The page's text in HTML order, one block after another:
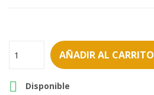
AÑADIR AL CARRITO

Disponible